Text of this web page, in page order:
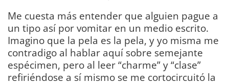
Me cuesta más entender que alguien pague a
un tipo así por vomitar en un medio escrito.
Imagino que la pela es la pela, y yo misma me
contradigo al hablar aquí sobre semejante
espécimen, pero al leer “charme” y “clase”
refiriéndose a sí mismo se me cortocircuitó la